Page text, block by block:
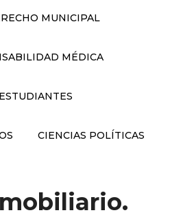
MUNICIPAL
MÉDICA
CIENCIAS POLÍTICAS